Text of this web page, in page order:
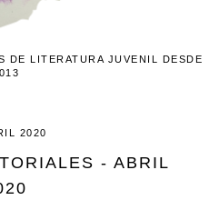
DE LITERATURA JUVENIL DESDE
2020
- ABRIL